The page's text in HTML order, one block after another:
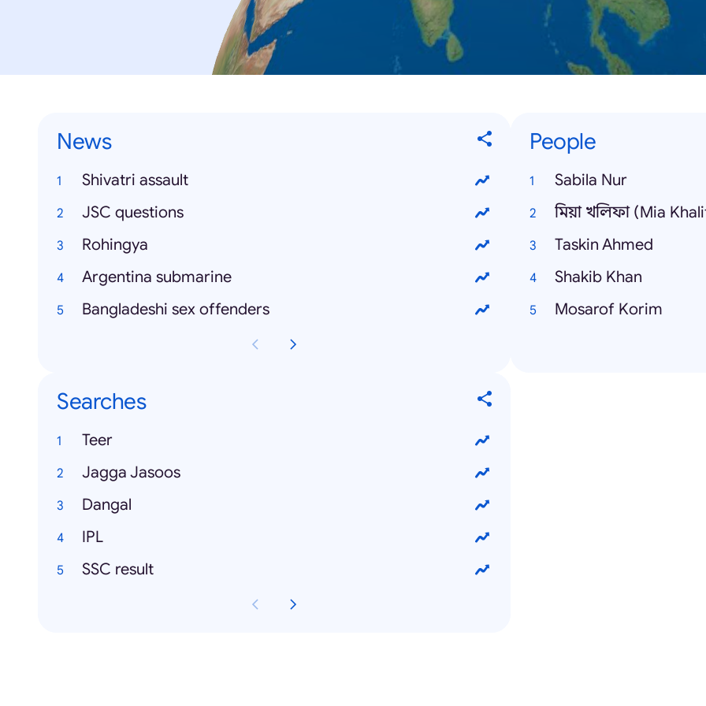
News
Shivatri assault
JSC questions
Rohingya
Argentina submarine
Bangladeshi sex offenders
People
Sabila Nur
মিয়া খলিফা (Mia
Taskin Ahmed
Shakib Khan
Mosarof Korim
Searches
Teer
Jagga Jasoos
Dangal
IPL
SSC result